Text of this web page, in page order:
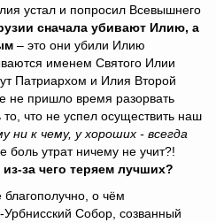
устал и попросил Всевышнего
сначала убивают Илию, а
– это они убили Илию
именем Святого Илии
Патриархом и Илия Второй
не пришло время разорвать
то, что не успел осуществить наш
ни к чему, у хороших - всегда
боль утрат ничему не учит?!
за чего теряем лучших?
о чём
Урбнисский Собор, созванный